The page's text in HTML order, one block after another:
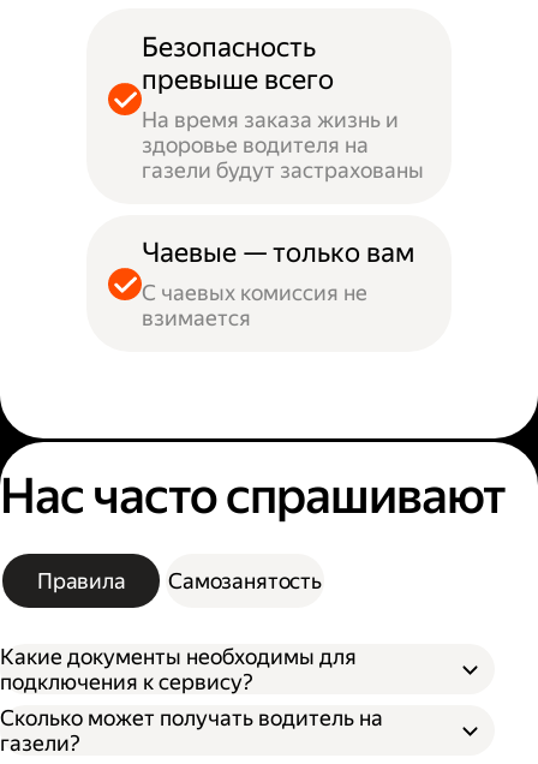
Безопасность
превыше всего
На время заказа жизнь и
здоровье водителя на
газели будут застрахованы
Чаевые — только вам
С чаевых комиссия не
взимается
Нас часто спрашивают
Правила Самозанятость
Какие документы необходимы для
подключения к сервису?
Сколько может получать водитель на
газели?